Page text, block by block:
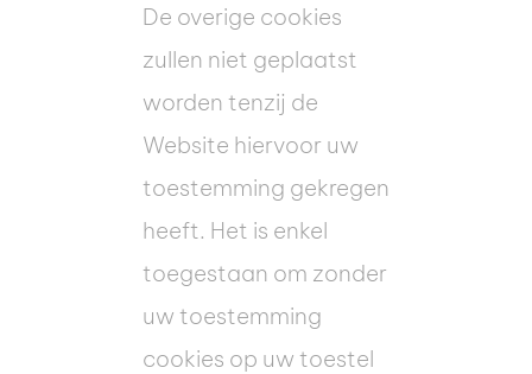
De overige cookies
zullen niet geplaatst
worden tenzij de
Website hiervoor uw
toestemming gekregen
heeft. Het is enkel
toegestaan om zonder
uw toestemming
cookies op uw toestel